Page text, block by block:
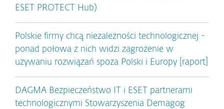
ESET PROTECT Hub)
Polskie firmy chcą niezależności technologicznej -
ponad połowa z nich widzi zagrożenie w
używaniu rozwiązań spoza Polski i Europy [raport]
DAGMA Bezpieczeństwo IT i ESET partnerami
technologicznymi Stowarzyszenia Demagog